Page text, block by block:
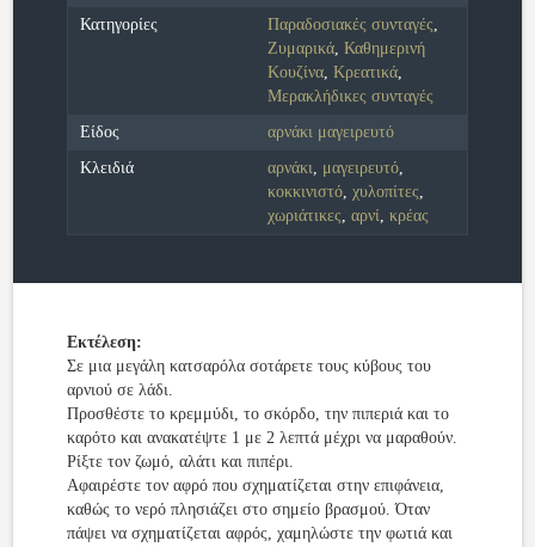
Κατηγορίες
Παραδοσιακές συνταγές,
Ζυμαρικά, Καθημερινή
Κουζίνα, Κρεατικά,
Μερακλήδικες συνταγές
Είδος
αρνάκι μαγειρευτό
Κλειδιά
αρνάκι, μαγειρευτό,
κοκκινιστό, χυλοπίτες,
χωριάτικες, αρνί, κρέας
Εκτέλεση:
Σε μια μεγάλη κατσαρόλα σοτάρετε τους κύβους του
αρνιού σε λάδι.
Προσθέστε το κρεμμύδι, το σκόρδο, την πιπεριά και το
καρότο και ανακατέψτε 1 με 2 λεπτά μέχρι να μαραθούν.
Ρίξτε τον ζωμό, αλάτι και πιπέρι.
Αφαιρέστε τον αφρό που σχηματίζεται στην επιφάνεια,
καθώς το νερό πλησιάζει στο σημείο βρασμού. Όταν
πάψει να σχηματίζεται αφρός, χαμηλώστε την φωτιά και